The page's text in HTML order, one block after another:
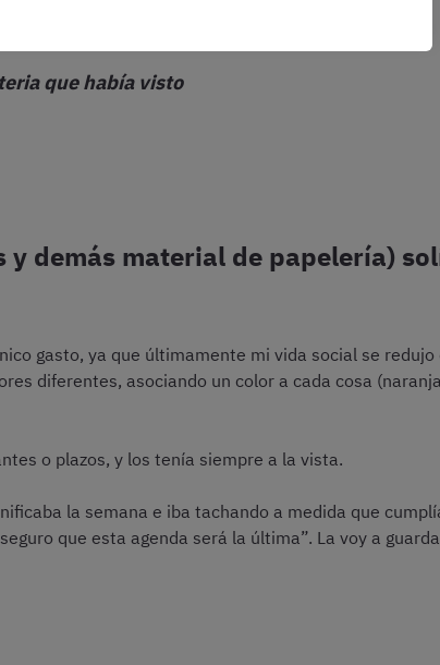
que había visto
y demás material de papelería)
gasto, ya que últimamente mi vida social se redujo
diferentes, asociando un color a cada cosa
o plazos, y los tenía siempre a la vista.
la semana e iba tachando a medida que
que esta agenda será la última”. La voy a